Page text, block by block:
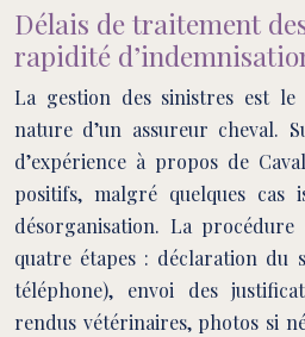
Délais de traitement
rapidité
La gestion des sinistres est
nature d’un assureur cheval.
d’expérience à propos de
positifs, malgré quelques cas
désorganisation. La procédure
quatre étapes : déclaration du
téléphone), envoi des
rendus vétérinaires, photos si